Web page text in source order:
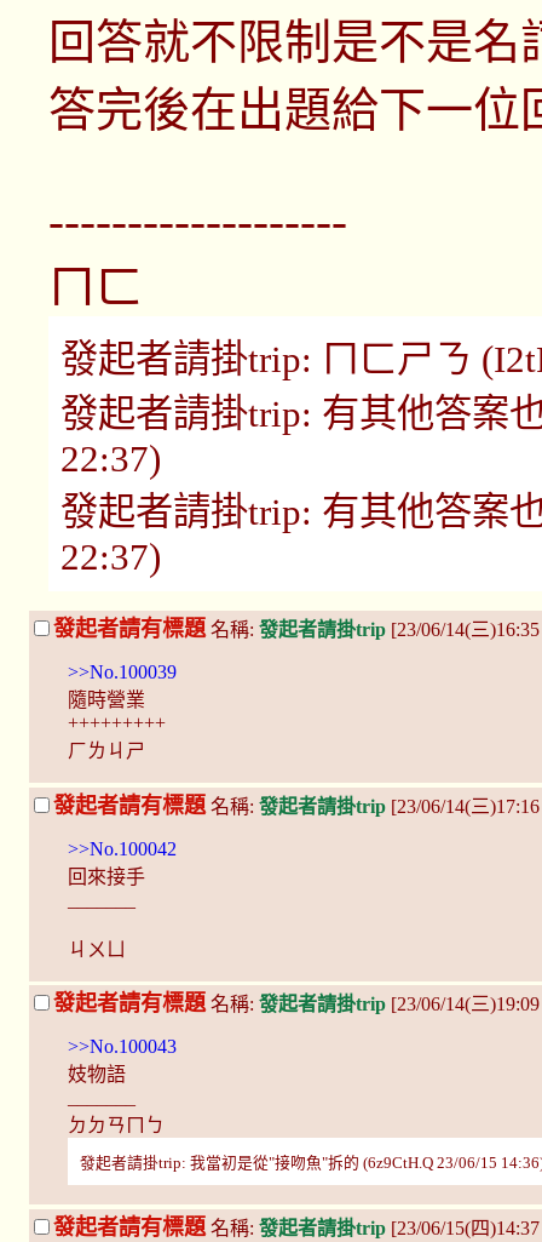
回答就不限制是不是名
答完後在出題給下一位
-------------------
ㄇㄈ
發起者請掛trip: ㄇㄈㄕㄋ
發起者請掛trip: 有其他答案
22:37)
發起者請掛trip: 有其他答案
22:37)
發起者請有標題 名稱: 發起者請掛trip [23/06/14(三
>>No.100039
隨時營業
+++++++++
ㄏㄌㄐㄕ
發起者請有標題 名稱: 發起者請掛trip [23/06/14(三
>>No.100042
回來接手
ㄐㄨㄩ
發起者請有標題 名稱: 發起者請掛trip [23/06/14(三
>>No.100043
妓物語
ㄉㄉㄢㄇㄅ
發起者請掛trip: 我當初是從"接吻魚"拆的 (6z9CtH.Q 23/06/15
發起者請有標題 名稱: 發起者請掛trip [23/06/15(四